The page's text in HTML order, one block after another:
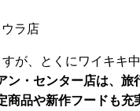
ラ店
が、とくにワイキキ
ン・センター店は、旅
商品や新作フードも充